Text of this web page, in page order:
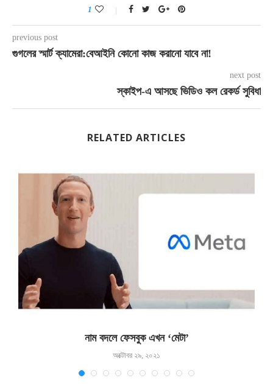
1
previous post
গুগলের স্মার্ট ক্যামেরা:বেআইনি কোনো কাজ করানো যাবে না!
next post
স্কাইপ-এ আসছে ভিডিও কল রেকর্ড সুবিধা
RELATED ARTICLES
নাম বদলে ফেসবুক এখন ‘মেটা’
অক্টোবর ২৯, ২০২১